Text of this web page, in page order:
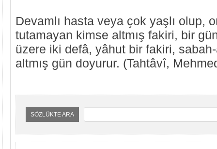
Devamlı hasta veya çok yaşlı olup,
tutamayan kimse altmış fakiri, bir
üzere iki defâ, yâhut bir fakiri,
altmış gün doyurur. (Tahtâvî,
SÖZLÜKTE ARA